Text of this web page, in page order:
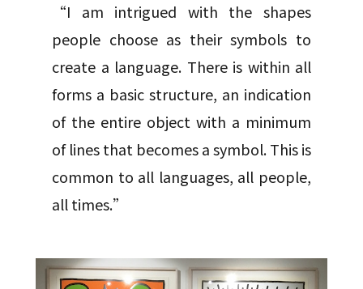
“I am intrigued with the shapes
people choose as their symbols to
create a language. There is within all
forms a basic structure, an indication
of the entire object with a minimum
of lines that becomes a symbol. This is
common to all languages, all people,
all times.”